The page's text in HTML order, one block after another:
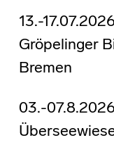
13.-
Gröpelinger
Bremen
03.-